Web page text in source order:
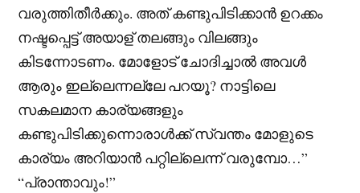
വരുത്തിതീർക്കും. അത് കണ്ടുപിടിക്കാൻ ഉറക്കം
നഷ്ടപ്പെട്ട് അയാള് തലങ്ങും വിലങ്ങും
കിടന്നോടണം. മോളോട് ചോദിച്ചാൽ അവൾ
ആരും ഇല്ലെന്നല്ലേ പറയൂ? നാട്ടിലെ
സകലമാന കാര്യങ്ങളും
കണ്ടുപിടിക്കുന്നൊരാൾക്ക് സ്വന്തം മോളുടെ
കാര്യം അറിയാൻ പറ്റില്ലെന്ന് വരുമ്പോ…”
“പ്രാന്താവും!”